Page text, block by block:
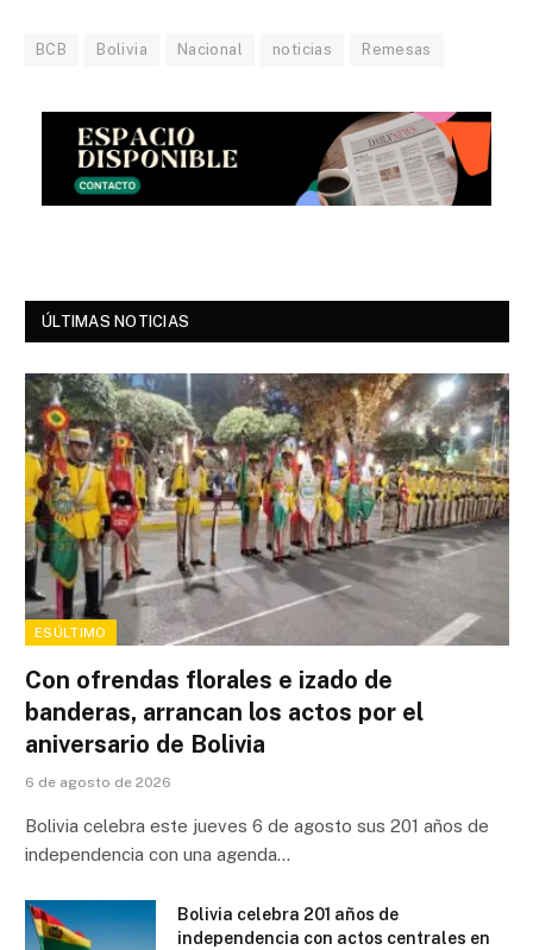
BCB Bolivia Nacional noticias Remesas
ÚLTIMAS NOTICIAS
ESÚLTIMO
Con ofrendas florales e izado de
banderas, arrancan los actos por el
aniversario de Bolivia
6 de agosto de 2026
Bolivia celebra este jueves 6 de agosto sus 201 años de
independencia con una agenda…
Bolivia celebra 201 años de
independencia con actos centrales en